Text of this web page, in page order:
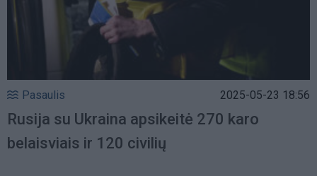
Pasaulis 2025-05-23 18:56
Rusija su Ukraina apsikeitė 270 karo
belaisviais ir 120 civilių